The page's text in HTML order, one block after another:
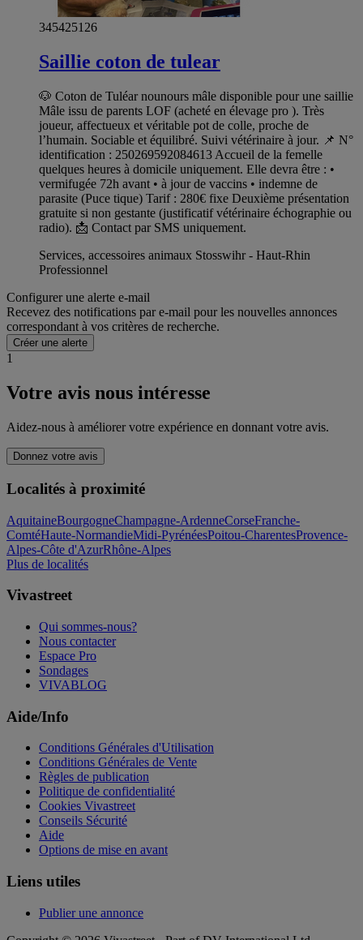
345425126
Saillie coton de tulear
🐶 Coton de Tuléar nounours mâle disponible pour une saillie
Mâle issu de parents LOF (acheté en élevage pro ). Très
joueur, affectueux et véritable pot de colle, proche de
l’humain. Sociable et équilibré. Suivi vétérinaire à jour. 📌 N°
identification : 250269592084613 Accueil de la femelle
quelques heures à domicile uniquement. Elle devra être : •
vermifugée 72h avant • à jour de vaccins • indemne de
parasite (Puce tique) Tarif : 280€ fixe Deuxième présentation
gratuite si non gestante (justificatif vétérinaire échographie ou
radio). 📩 Contact par SMS uniquement.
Services, accessoires animaux Stosswihr - Haut-Rhin
Professionnel
Configurer une alerte e-mail
Recevez des notifications par e-mail pour les nouvelles annonces
correspondant à vos critères de recherche.
Créer une alerte
1
Votre avis nous intéresse
Aidez-nous à améliorer votre expérience en donnant votre avis.
Donnez votre avis
Localités à proximité
AquitaineBourgogneChampagne-ArdenneCorseFranche-
ComtéHaute-NormandieMidi-PyrénéesPoitou-CharentesProvence-
Alpes-Côte d'AzurRhône-Alpes
Plus de localités
Vivastreet
Qui sommes-nous?
Nous contacter
Espace Pro
Sondages
VIVABLOG
Aide/Info
Conditions Générales d'Utilisation
Conditions Générales de Vente
Règles de publication
Politique de confidentialité
Cookies Vivastreet
Conseils Sécurité
Aide
Options de mise en avant
Liens utiles
Publier une annonce